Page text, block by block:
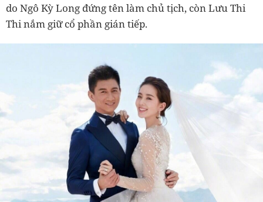
do Ngô Kỳ Long đứng tên làm chủ tịch, còn Lưu Thi
Thi nắm giữ cổ phần gián tiếp.